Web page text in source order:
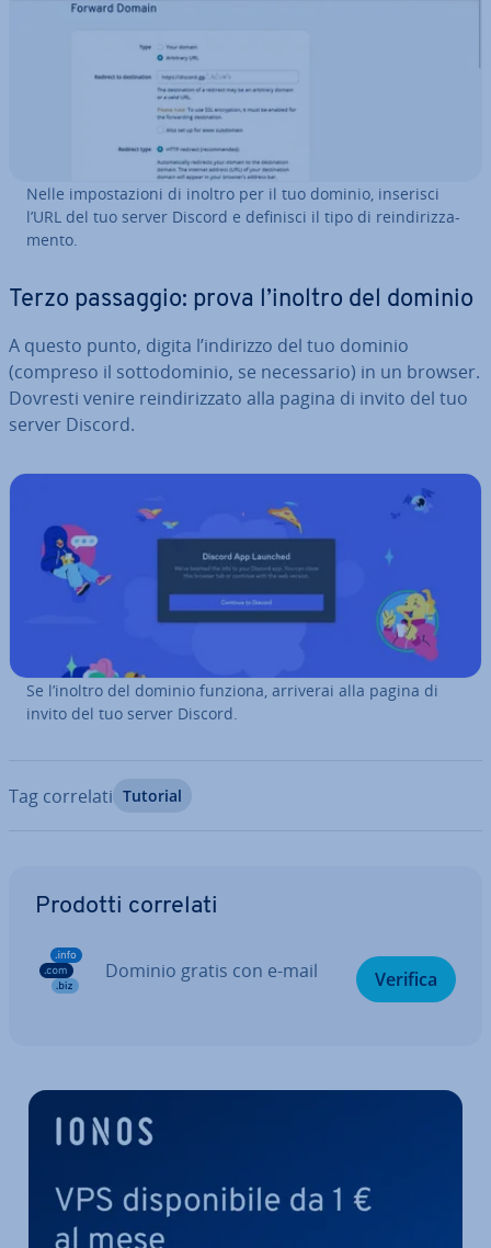
Nelle im­po­sta­zio­ni di inoltro per il tuo dominio, inserisci
l’URL del tuo server Discord e definisci il tipo di rein­di­riz­za­
men­to.
Terzo passaggio: prova l’inoltro del dominio
A questo punto, digita l’indirizzo del tuo dominio
(compreso il sot­to­do­mi­nio, se ne­ces­sa­rio) in un browser.
Dovresti venire rein­di­riz­za­to alla pagina di invito del tuo
server Discord.
Se l’inoltro del dominio funziona, arriverai alla pagina di
invito del tuo server Discord.
Tag correlati Tutorial
Prodotti correlati
Dominio gratis con e-mail Verifica